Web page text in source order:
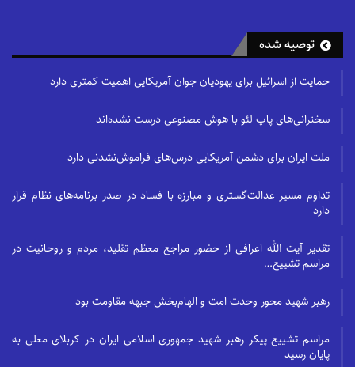
توصیه شده
حمایت از اسرائیل برای یهودیان جوان آمریکایی اهمیت کمتری دارد
سخنرانی‌های پاپ لئو با هوش مصنوعی درست نشده‌اند
ملت ایران برای دشمن آمریکایی درس‌های فراموش‌نشدنی دارد
تداوم مسیر عدالت‌گستری و مبارزه با فساد در صدر برنامه‌های نظام قرار
دارد
تقدیر آیت الله اعرافی از حضور مراجع معظم تقلید، مردم و روحانیت در
مراسم تشییع…
رهبر شهید محور وحدت امت و الهام‌بخش جبهه مقاومت بود
مراسم تشییع پیکر رهبر شهید جمهوری اسلامی ایران در کربلای معلی به
پایان رسید